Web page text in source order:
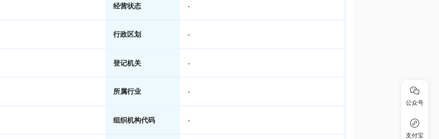
经营状态 -
行政区划 -
登记机关 -
所属行业 -
组织机构代码 -
公众号
支付宝